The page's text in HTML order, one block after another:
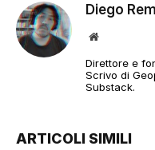
Diego
Sito
Direttore e
Scrivo di
Substack.
ARTICOLI SIMILI